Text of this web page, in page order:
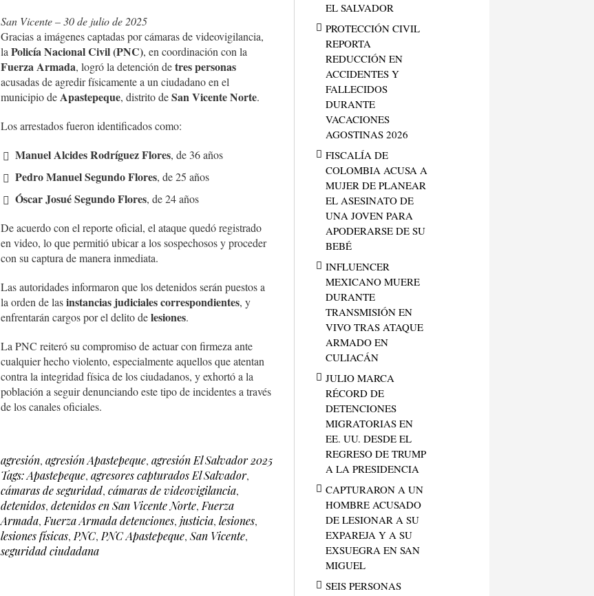
San Vicente – 30 de julio de 2025
Gracias a imágenes captadas por cámaras de videovigilancia,
laPolicía Nacional Civil (PNC), en coordinación con la
Fuerza Armada, logró la detención detres personas
acusadas de agredir físicamente a un ciudadano en el
municipio deApastepeque, distrito deSan Vicente Norte.
Los arrestados fueron identificados como:
Manuel Alcides Rodríguez Flores, de 36 años
Pedro Manuel Segundo Flores, de 25 años
Óscar Josué Segundo Flores, de 24 años
De acuerdo con el reporte oficial, el ataque quedó registrado
en video, lo que permitió ubicar a los sospechosos y proceder
con su captura de manera inmediata.
Las autoridades informaron que los detenidos serán puestos a
la orden de lasinstancias judiciales correspondientes, y
enfrentarán cargos por el delito delesiones.
La PNC reiteró su compromiso de actuar con firmeza ante
cualquier hecho violento, especialmente aquellos que atentan
contra la integridad física de los ciudadanos, y exhortó a la
población a seguir denunciando este tipo de incidentes a través
de los canales oficiales.
agresión, agresión Apastepeque, agresión El Salvador 2025
Tags: Apastepeque, agresores capturados El Salvador,
cámaras de seguridad, cámaras de videovigilancia,
detenidos, detenidos en San Vicente Norte,Fuerza
Armada,Fuerza Armada detenciones, justicia, lesiones,
lesiones físicas,PNC,PNC Apastepeque,San Vicente,
seguridad ciudadana
EL SALVADOR
PROTECCIÓN CIVIL
REPORTA
REDUCCIÓN EN
ACCIDENTES Y
FALLECIDOS
DURANTE
VACACIONES
AGOSTINAS 2026
FISCALÍA DE
COLOMBIA ACUSA A
MUJER DE PLANEAR
EL ASESINATO DE
UNA JOVEN PARA
APODERARSE DE SU
BEBÉ
INFLUENCER
MEXICANO MUERE
DURANTE
TRANSMISIÓN EN
VIVO TRAS ATAQUE
ARMADO EN
CULIACÁN
JULIO MARCA
RÉCORD DE
DETENCIONES
MIGRATORIAS EN
EE. UU. DESDE EL
REGRESO DE TRUMP
A LA PRESIDENCIA
CAPTURARON A UN
HOMBRE ACUSADO
DE LESIONAR A SU
EXPAREJA Y A SU
EXSUEGRA EN SAN
MIGUEL
SEIS PERSONAS